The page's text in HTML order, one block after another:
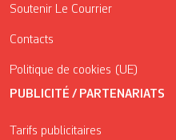
Soutenir Le Courrier
Contacts
Politique de cookies (UE)
PUBLICITÉ / PARTENARIATS
Tarifs publicitaires